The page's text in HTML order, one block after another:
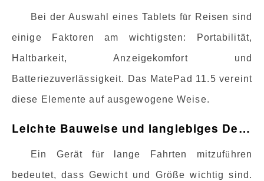
Bei der Auswahl eines Tablets für Reisen sind
einige Faktoren am wichtigsten: Portabilität,
Haltbarkeit, Anzeigekomfort und
Batteriezuverlässigkeit. Das MatePad 11.5 vereint
diese Elemente auf ausgewogene Weise.
Leichte Bauweise und langlebiges Design
Ein Gerät für lange Fahrten mitzufü hren
bedeutet, dass Gewicht und Größe wichtig sind.